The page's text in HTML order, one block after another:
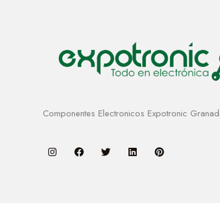
Componentes Electronicos Expotronic